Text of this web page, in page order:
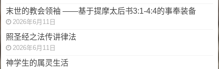
末世的教会领袖 ——基于提摩太后书3:1-4:4的事奉装备
2026年6月11日
照圣经之法传讲律法
2026年6月11日
神学生的属灵生活